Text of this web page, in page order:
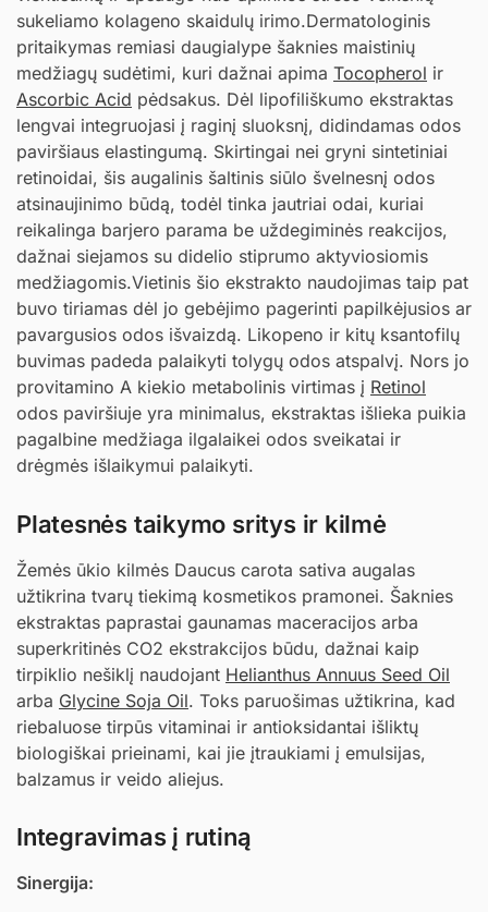
sukeliamo kolageno skaidulų irimo.Dermatologinis
pritaikymas remiasi daugialype šaknies maistinių
medžiagų sudėtimi, kuri dažnai apima Tocopherol ir
Ascorbic Acid pėdsakus. Dėl lipofiliškumo ekstraktas
lengvai integruojasi į raginį sluoksnį, didindamas odos
paviršiaus elastingumą. Skirtingai nei gryni sintetiniai
retinoidai, šis augalinis šaltinis siūlo švelnesnį odos
atsinaujinimo būdą, todėl tinka jautriai odai, kuriai
reikalinga barjero parama be uždegiminės reakcijos,
dažnai siejamos su didelio stiprumo aktyviosiomis
medžiagomis.Vietinis šio ekstrakto naudojimas taip pat
buvo tiriamas dėl jo gebėjimo pagerinti papilkėjusios ar
pavargusios odos išvaizdą. Likopeno ir kitų ksantofilų
buvimas padeda palaikyti tolygų odos atspalvį. Nors jo
provitamino A kiekio metabolinis virtimas į Retinol
odos paviršiuje yra minimalus, ekstraktas išlieka puikia
pagalbine medžiaga ilgalaikei odos sveikatai ir
drėgmės išlaikymui palaikyti.
Platesnės taikymo sritys ir kilmė
Žemės ūkio kilmės Daucus carota sativa augalas
užtikrina tvarų tiekimą kosmetikos pramonei. Šaknies
ekstraktas paprastai gaunamas maceracijos arba
superkritinės CO2 ekstrakcijos būdu, dažnai kaip
tirpiklio nešiklį naudojant Helianthus Annuus Seed Oil
arba Glycine Soja Oil. Toks paruošimas užtikrina, kad
riebaluose tirpūs vitaminai ir antioksidantai išliktų
biologiškai prieinami, kai jie įtraukiami į emulsijas,
balzamus ir veido aliejus.
Integravimas į rutiną
Sinergija: